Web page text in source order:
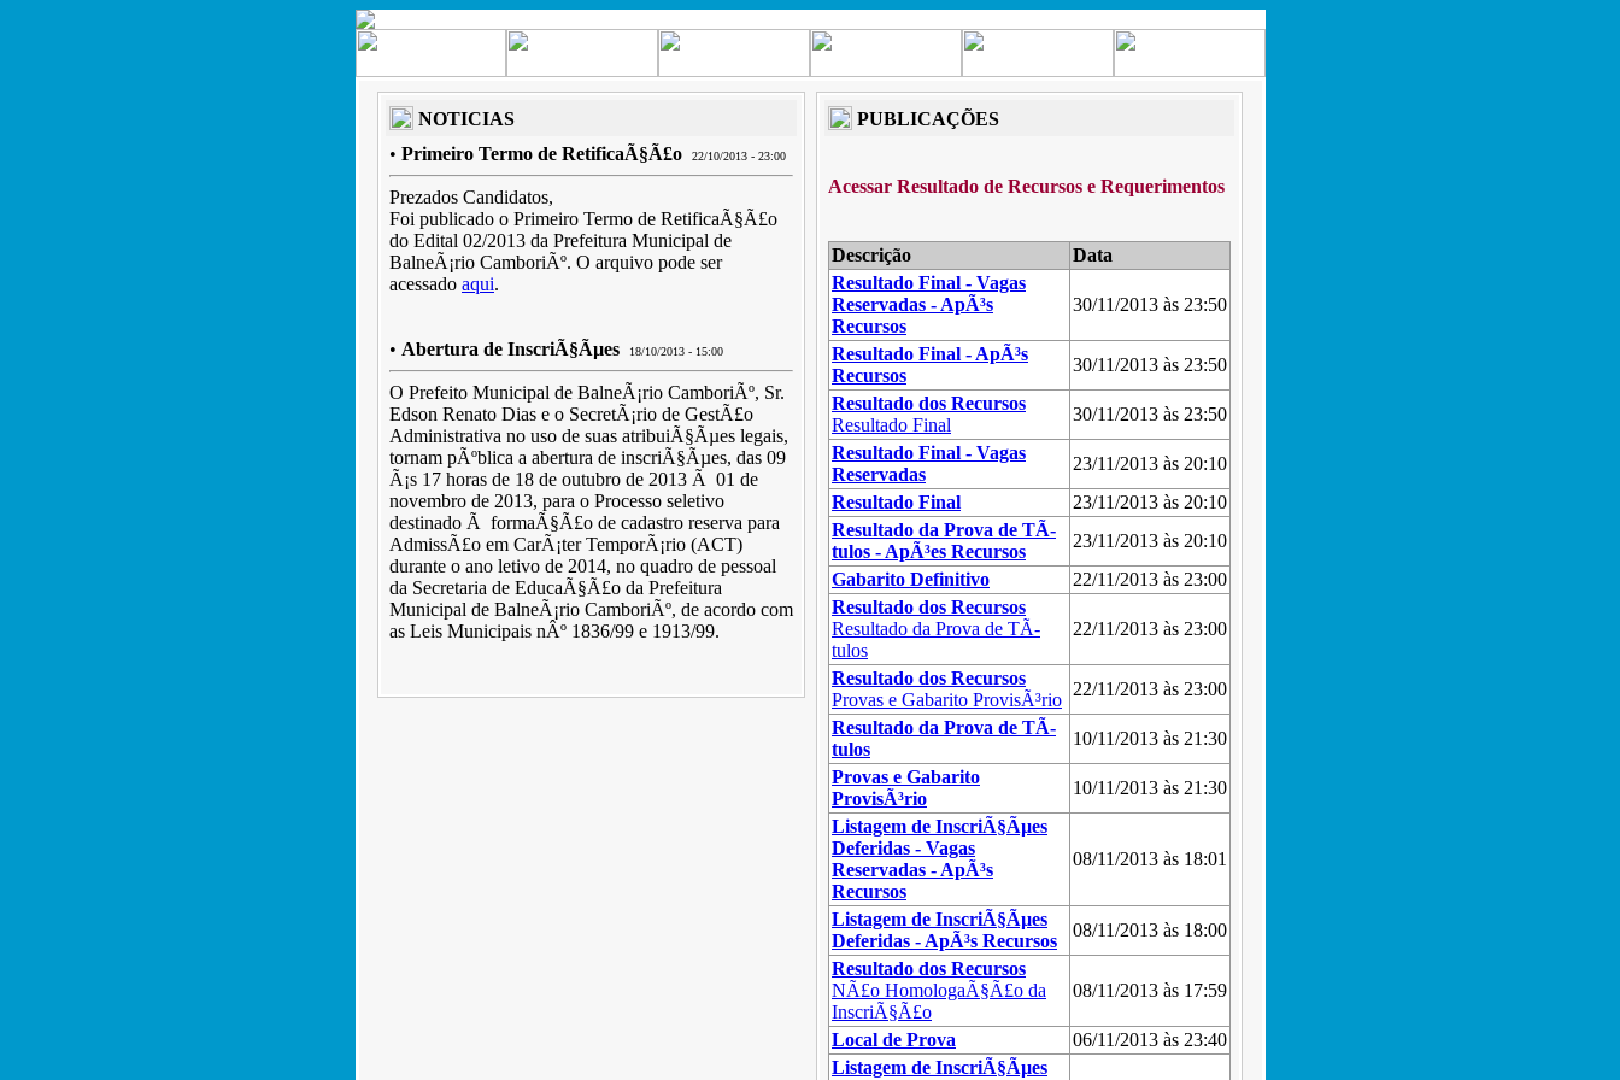
NOTICIAS
• Primeiro Termo de RetificaÃ§Ã£o 22/10/2013 - 23:00
Prezados Candidatos,
Foi publicado o Primeiro Termo de RetificaÃ§Ã£o
do Edital 02/2013 da Prefeitura Municipal de
BalneÃ¡rio CamboriÃº. O arquivo pode ser
acessado aqui.
• Abertura de InscriÃ§Ãµes 18/10/2013 - 15:00
O Prefeito Municipal de BalneÃ¡rio CamboriÃº, Sr.
Edson Renato Dias e o SecretÃ¡rio de GestÃ£o
Administrativa no uso de suas atribuiÃ§Ãµes legais,
tornam pÃºblica a abertura de inscriÃ§Ãµes, das 09
Ã¡s 17 horas de 18 de outubro de 2013 Ã 01 de
novembro de 2013, para o Processo seletivo
destinado Ã formaÃ§Ã£o de cadastro reserva para
AdmissÃ£o em CarÃ¡ter TemporÃ¡rio (ACT)
durante o ano letivo de 2014, no quadro de pessoal
da Secretaria de EducaÃ§Ã£o da Prefeitura
Municipal de BalneÃ¡rio CamboriÃº, de acordo com
as Leis Municipais nÂº 1836/99 e 1913/99.
PUBLICAÇÕES
Acessar Resultado de Recursos e Requerimentos
Descrição
Data
Resultado Final - Vagas
Reservadas - ApÃ³s
Recursos
30/11/2013 às 23:50
Resultado Final - ApÃ³s
Recursos
30/11/2013 às 23:50
Resultado dos Recursos
Resultado Final
30/11/2013 às 23:50
Resultado Final - Vagas
Reservadas
23/11/2013 às 20:10
Resultado Final
23/11/2013 às 20:10
Resultado da Prova de TÃ­
tulos - ApÃ³es Recursos
23/11/2013 às 20:10
Gabarito Definitivo
22/11/2013 às 23:00
Resultado dos Recursos
Resultado da Prova de TÃ­
tulos
22/11/2013 às 23:00
Resultado dos Recursos
Provas e Gabarito ProvisÃ³rio
22/11/2013 às 23:00
Resultado da Prova de TÃ­
tulos
10/11/2013 às 21:30
Provas e Gabarito
ProvisÃ³rio
10/11/2013 às 21:30
Listagem de InscriÃ§Ãµes
Deferidas - Vagas
Reservadas - ApÃ³s
Recursos
08/11/2013 às 18:01
Listagem de InscriÃ§Ãµes
Deferidas - ApÃ³s Recursos
08/11/2013 às 18:00
Resultado dos Recursos
NÃ£o HomologaÃ§Ã£o da
InscriÃ§Ã£o
08/11/2013 às 17:59
Local de Prova
06/11/2013 às 23:40
Listagem de InscriÃ§Ãµes